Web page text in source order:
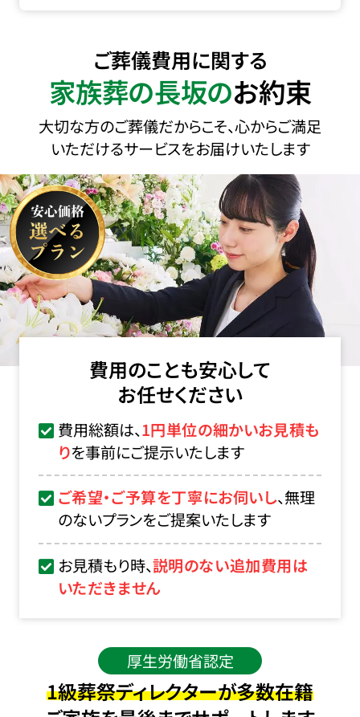
ご葬儀費用に関する
家族葬の長坂のお約束
大切な方のご葬儀だからこそ、心からご満足
いただけるサービスをお届けいたします
費用のことも安心して
お任せください
費用総額は、1円単位の細かいお見積も
りを事前にご提示いたします
ご希望・ご予算を丁寧にお伺いし、無理
のないプランをご提案いたします
お見積もり時、説明のない追加費用は
いただきません
厚生労働省認定
1級葬祭ディレクターが多数在籍